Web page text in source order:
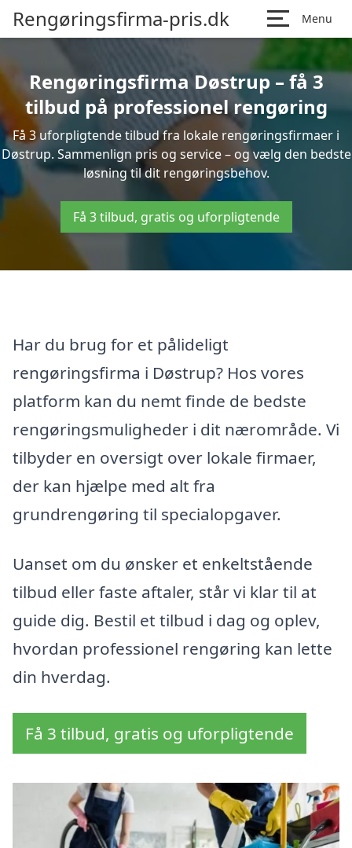
Rengøringsfirma-pris.dk Menu
Rengøringsfirma Døstrup – få 3
tilbud på professionel rengøring
Få 3 uforpligtende tilbud fra lokale rengøringsfirmaer i
Døstrup. Sammenlign pris og service – og vælg den bedste
løsning til dit rengøringsbehov.
Få 3 tilbud, gratis og uforpligtende
Har du brug for et pålideligt
rengøringsfirma i Døstrup? Hos vores
platform kan du nemt finde de bedste
rengøringsmuligheder i dit nærområde. Vi
tilbyder en oversigt over lokale firmaer,
der kan hjælpe med alt fra
grundrengøring til specialopgaver.
Uanset om du ønsker et enkeltstående
tilbud eller faste aftaler, står vi klar til at
guide dig. Bestil et tilbud i dag og oplev,
hvordan professionel rengøring kan lette
din hverdag.
Få 3 tilbud, gratis og uforpligtende